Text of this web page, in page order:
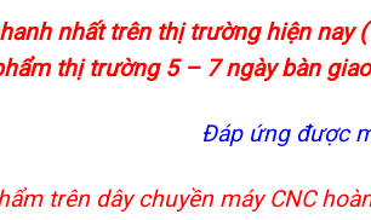
nhất trên thị trường hiện nay
thị trường 5 – 7 ngày bàn
Đáp ứng được
trên dây chuyền máy CNC